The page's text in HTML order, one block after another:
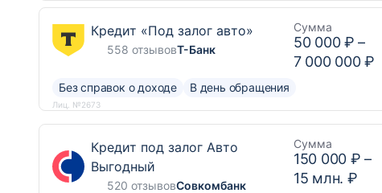
Кредит «Под залог авто»
558 отзывовТ-Банк
Сумма
50 000 ₽ –
7 000 000 ₽
Без справок о доходе В день обращения
Лиц. №2673
Кредит под залог Авто
Выгодный
520 отзывовСовкомбанк
Сумма
150 000 ₽ –
15 млн. ₽